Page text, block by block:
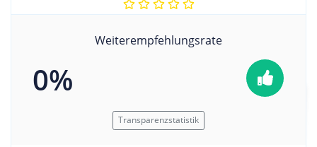
Weiterempfehlungsrate
0%
Transparenzstatistik